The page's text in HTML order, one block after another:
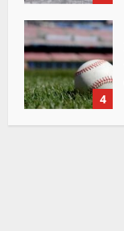
4